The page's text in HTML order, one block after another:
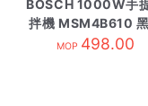
BOSCH 1000W手
拌機 MSM4B610
MOP 498.00